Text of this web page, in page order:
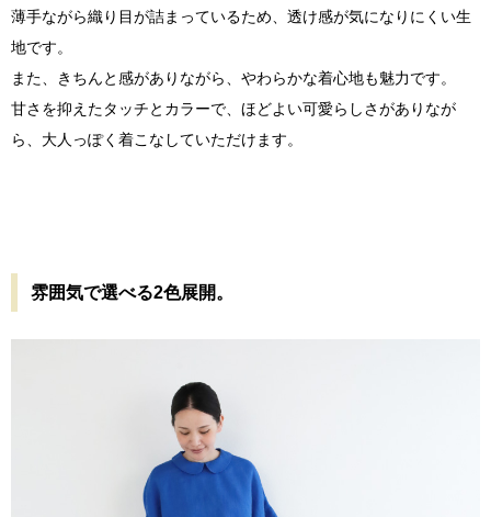
薄手ながら織り目が詰まっているため、透け感が気になりにくい生
地です。
また、きちんと感がありながら、やわらかな着心地も魅力です。
甘さを抑えたタッチとカラーで、ほどよい可愛らしさがありなが
ら、大人っぽく着こなしていただけます。
雰囲気で選べる2色展開。